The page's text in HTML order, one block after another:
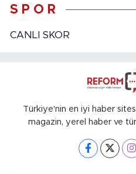
S P O R
CANLI SKOR
Türkiye'nin en iyi haber
magazin, yerel haber ve